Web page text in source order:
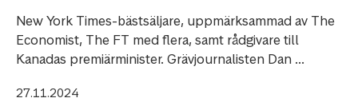
New York Times-bästsäljare, uppmärksammad av The
Economist, The FT med flera, samt rådgivare till
Kanadas premiärminister. Grävjournalisten Dan ...
27.11.2024